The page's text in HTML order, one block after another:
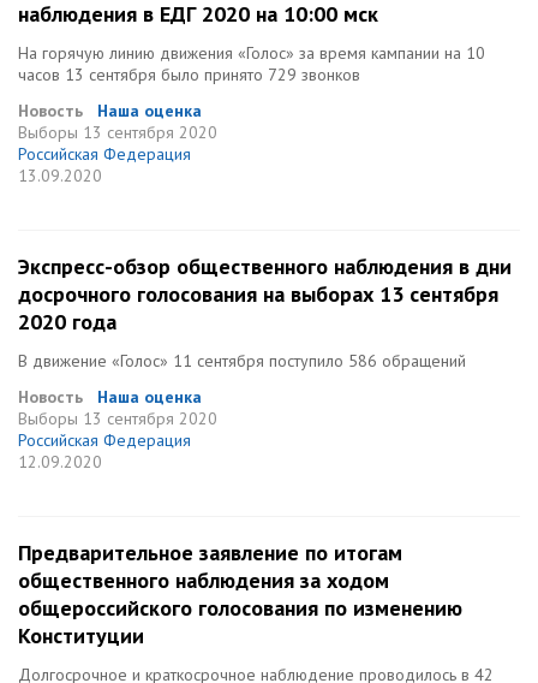
наблюдения в ЕДГ 2020 на 10:00 мск
На горячую линию движения «Голос» за время кампании на 10
часов 13 сентября было принято 729 звонков
Новость
Наша оценка
Выборы 13 сентября 2020
Российская Федерация
13.09.2020
Экспресс-обзор общественного наблюдения в дни
досрочного голосования на выборах 13 сентября
2020 года
В движение «Голос» 11 сентября поступило 586 обращений
Новость
Наша оценка
Выборы 13 сентября 2020
Российская Федерация
12.09.2020
Предварительное заявление по итогам
общественного наблюдения за ходом
общероссийского голосования по изменению
Конституции
Долгосрочное и краткосрочное наблюдение проводилось в 42